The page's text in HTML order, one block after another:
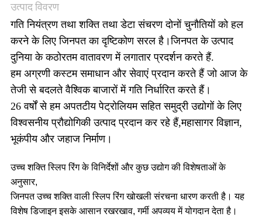
POLICY
उत्पाद विवरण
गति नियंत्रण तथा शक्ति तथा डेटा संचरण दोनों चुनौतियों को हल
करने के लिए जिनपत का दृष्टिकोण सरल है।जिनपत के उत्पाद
दुनिया के कठोरतम वातावरण में लगातार प्रदर्शन करते हैं.
हम अग्रणी कस्टम समाधान और सेवाएं प्रदान करते हैं जो आज के
तेजी से बदलते वैश्विक बाजारों में गति निर्धारित करते हैं।
26 वर्षों से हम अपतटीय पेट्रोलियम सहित समुद्री उद्योगों के लिए
विश्वसनीय प्रौद्योगिकी उत्पाद प्रदान कर रहे हैं,महासागर विज्ञान,
भूकंपीय और जहाज निर्माण।
उच्च शक्ति स्लिप रिंग के विनिर्देशों और कुछ उद्योग की विशेषताओं के
अनुसार,
जिनपत उच्च शक्ति वाली स्लिप रिंग खोखली संरचना धारण करती है। यह
विशेष डिजाइन इसके आसान रखरखाव, गर्मी अपव्यय में योगदान देता है।